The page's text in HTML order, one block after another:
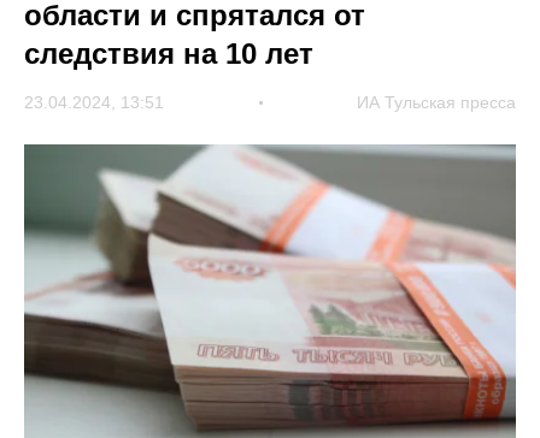
области и спрятался от
следствия на 10 лет
23.04.2024, 13:51 ИА Тульская пресса